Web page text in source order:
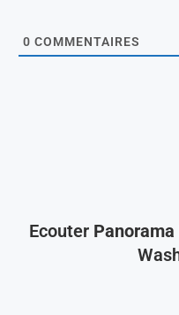
0 COMMENTAIRES
Ecouter